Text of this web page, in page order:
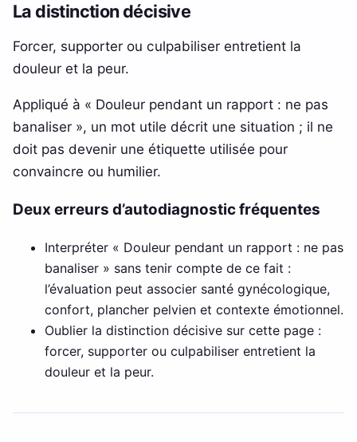
La distinction décisive
Forcer, supporter ou culpabiliser entretient la
douleur et la peur.
Appliqué à « Douleur pendant un rapport : ne pas
banaliser », un mot utile décrit une situation ; il ne
doit pas devenir une étiquette utilisée pour
convaincre ou humilier.
Deux erreurs d’autodiagnostic fréquentes
Interpréter « Douleur pendant un rapport : ne pas
banaliser » sans tenir compte de ce fait :
l’évaluation peut associer santé gynécologique,
confort, plancher pelvien et contexte émotionnel.
Oublier la distinction décisive sur cette page :
forcer, supporter ou culpabiliser entretient la
douleur et la peur.